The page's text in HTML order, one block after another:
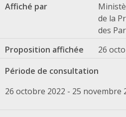
Affiché par
de la
des
Proposition affichée
26
Période de consultation
26 octobre 2022 - 25 novembre